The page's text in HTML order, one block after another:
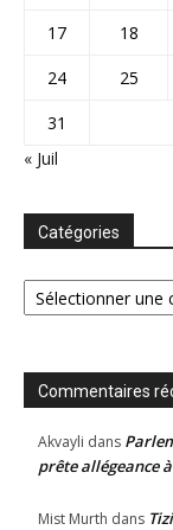
17
18
24
25
31
« Juil
Catégories
Catégories
Commentaires
Akvayli dans
prête allégeance
Mist Murth dans